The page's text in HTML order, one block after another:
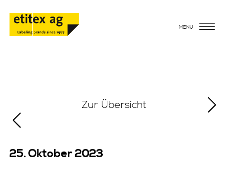
MENU
Zur Übersicht
25. Oktober 2023